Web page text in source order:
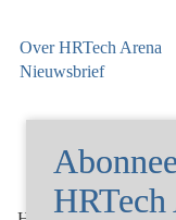
Over HRTech Arena
Nieuwsbrief
©